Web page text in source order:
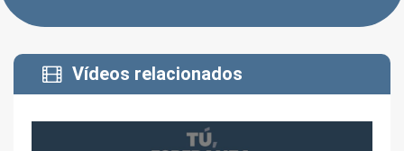
Vídeos relacionados